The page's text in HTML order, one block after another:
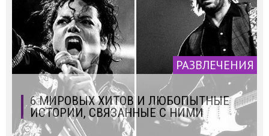
РАЗВЛЕЧЕНИЯ
6 МИРОВЫХ ХИТОВ И ЛЮБОПЫТНЫЕ
ИСТОРИИ, СВЯЗАННЫЕ С НИМИ